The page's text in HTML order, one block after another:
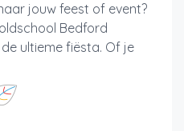
jouw feest of event?
Bedford
ultieme fiësta. Of je